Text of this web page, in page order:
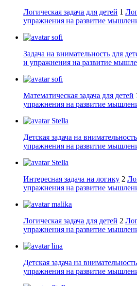
Логическая задача для детей 1
упражнения на развитие
sofi
Задача на внимательность для
и упражнения на развитие
sofi
Математическая задача для детей
упражнения на развитие
Stella
Детская задача на внимательность
упражнения на развитие
Stella
Интересная задача на логику 2
упражнения на развитие
malika
Логическая задача для детей 2
упражнения на развитие
lina
Детская задача на внимательность
упражнения на развитие